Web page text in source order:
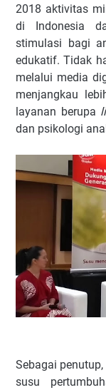
2018 aktivitas
di Indonesia
stimulasi bagi
edukatif. Tidak
melalui media
menjangkau
layanan berupa
dan psikologi
Sebagai
susu